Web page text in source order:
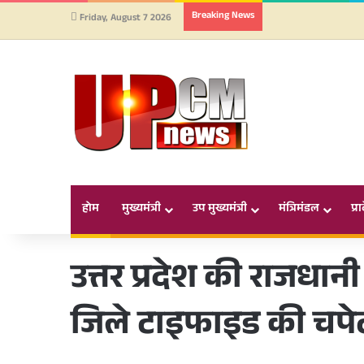
Friday, August 7 2026 Breaking News
होम मुख्यमंत्री उप मुख्यमंत्री मंत्रिमंडल
उत्तर प्रदेश की
जिले टाइफाइड की